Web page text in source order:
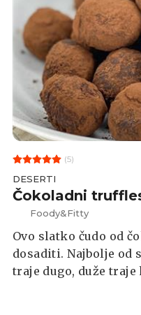
orasima” i “Dobra
rolade”.
(5)
DESERTI
Čokoladni
Foody&Fitty
Ovo slatko čudo od
dosaditi. Najbolje od
traje dugo, duže